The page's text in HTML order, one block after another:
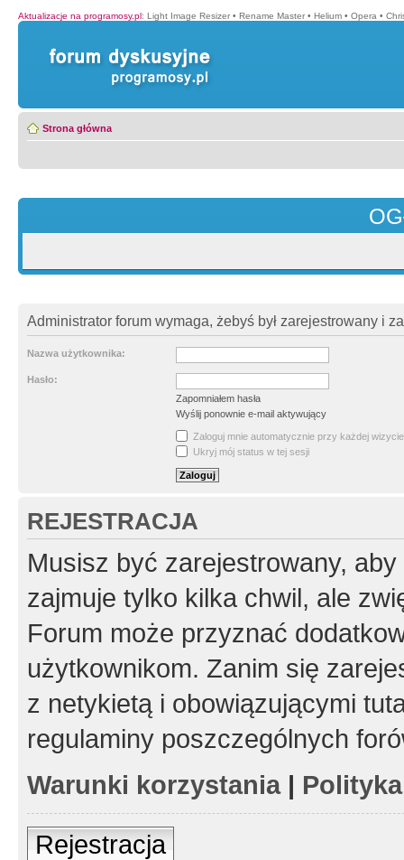
Aktualizacje na programosy.pl: Light Image Resizer • Rename Master • Helium • Opera •
Strona główna
Administrator forum wymaga, żebyś był zarejestrowany i
Nazwa użytkownika:
Hasło:
Zapomniałem hasła
Wyślij ponownie e-mail aktywujący
Zaloguj mnie automatycznie przy każdej wizycie
Ukryj mój status w tej sesji
REJESTRACJA
Musisz być zarejestrowany,
zajmuje tylko kilka chwil, ale
Forum może przyznać
użytkownikom. Zanim się
z netykietą i obowiązującymi
regulaminy poszczególnych
Warunki korzystania|
Rejestracja